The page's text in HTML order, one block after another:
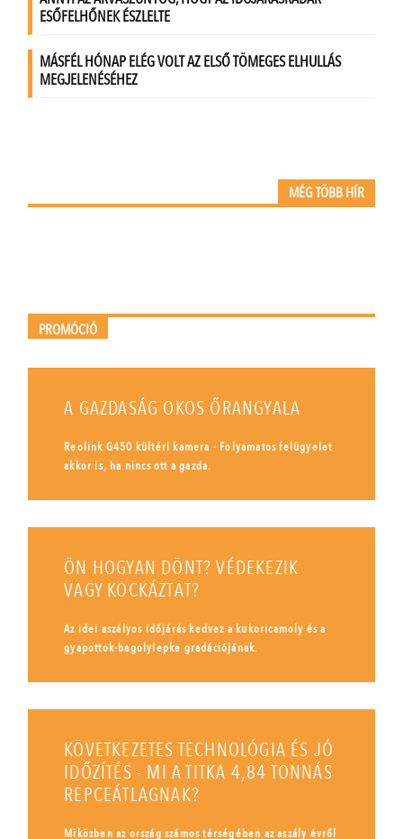
MÉG TÖBB HÍR
PROMÓCIÓ
A GAZDASÁG OKOS ŐRANGYALA
Reolink G450 kültéri kamera - Folyamatos felügyelet
akkor is, ha nincs ott a gazda.
ÖN HOGYAN DÖNT? VÉDEKEZIK
VAGY KOCKÁZTAT?
Az idei aszályos időjárás kedvez a kukoricamoly és a
gyapottok-bagolylepke gradációjának.
KÖVETKEZETES TECHNOLÓGIA ÉS JÓ
IDŐZÍTÉS - MI A TITKA 4,84 TONNÁS
REPCEÁTLAGNAK?
Miközben az ország számos térségében az aszály évről